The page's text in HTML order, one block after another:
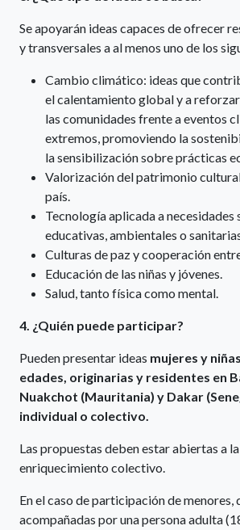
Se apoyarán ideas capaces de ofrecer
y transversales a al menos uno de los
Cambio climático: ideas que
el calentamiento global y a
las comunidades frente a eventos
extremos, promoviendo la
la sensibilización sobre prácticas
Valorización del patrimonio
país.
Tecnología aplicada a necesidades
educativas, ambientales o
Culturas de paz y cooperación
Educación de las niñas y jóvenes.
Salud, tanto física como mental.
4. ¿Quién puede participar?
Pueden presentar ideas mujeres y
edades, originarias y residentes en
Nuakchot (Mauritania) y Dakar
individual o colectivo.
Las propuestas deben estar abiertas a
enriquecimiento colectivo.
En el caso de participación de menores,
acompañadas por una persona adulta